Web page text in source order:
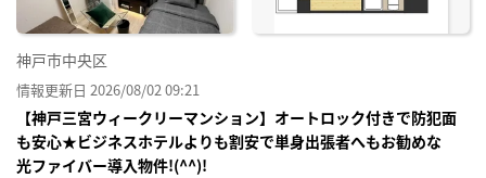
神戸市中央区
情報更新日 2026/08/02 09:21
【神戸三宮ウィークリーマンション】オートロック付きで防犯面
も安心★ビジネスホテルよりも割安で単身出張者へもお勧めな
光ファイバー導入物件!(^^)!